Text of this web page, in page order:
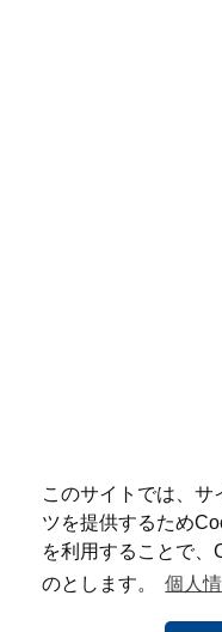
このサイトでは、サ
ツを提供するため
を利用することで、
のとします。
個人